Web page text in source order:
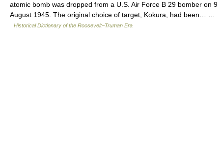
atomic bomb was dropped from a U.S. Air Force B 29 bomber on 9
August 1945. The original choice of target, Kokura, had been… …
Historical Dictionary of the Roosevelt–Truman Era